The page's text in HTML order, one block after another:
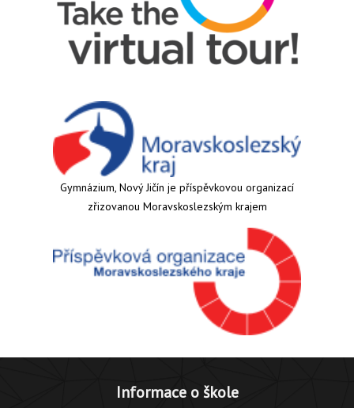
Gymnázium, Nový Jičín je příspěvkovou organizací
zřizovanou Moravskoslezským krajem
Informace o škole